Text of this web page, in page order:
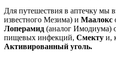
Для путешествия в аптечку мы
известного Мезима) и Маалокс
Лоперамид (аналог Имодиума)
пищевых инфекций, Смекту и,
Активированный уголь.